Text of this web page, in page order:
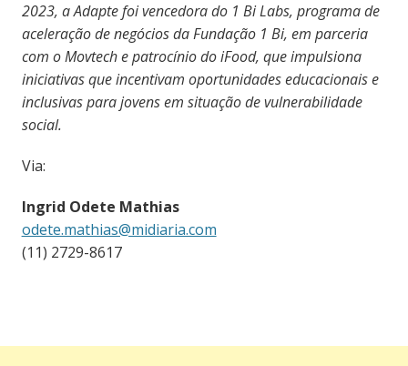
2023, a Adapte foi vencedora do 1 Bi Labs, programa de
aceleração de negócios da Fundação 1 Bi, em parceria
com o Movtech e patrocínio do iFood, que impulsiona
iniciativas que incentivam oportunidades educacionais e
inclusivas para jovens em situação de vulnerabilidade
social.
Via:
Ingrid Odete Mathias
odete.mathias@midiaria.com
(11) 2729-8617